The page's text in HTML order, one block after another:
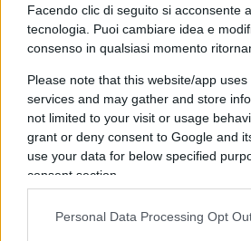
Facendo clic di seguito si acconsente
tecnologia. Puoi cambiare idea e
consenso in qualsiasi momento
Please note that this website/app
services and may gather and store
not limited to your visit or usage
grant or deny consent to Google and
use your data for below specified
consent section.
Personal Data Processing Opt
eccessivamente scaldati da
sono bande di giovani
generazione che sfruttano il
frustrazione e odio verso
chiarissimo senso di non
mostrano giovani nordafricani
lanciare fuochi d’artificio
bruciare auto e devastare
Élysées. Se sentissero la città